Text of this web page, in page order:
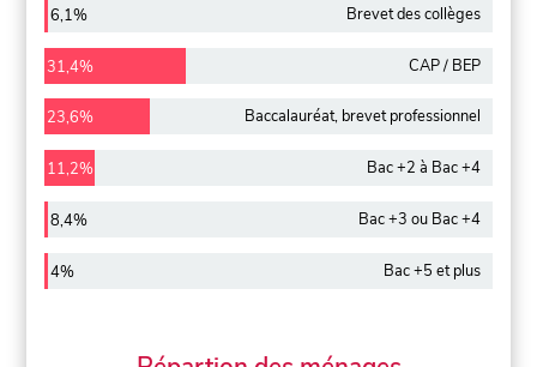
6,1% Brevet des collèges
31,4% CAP / BEP
23,6% Baccalauréat, brevet professionnel
11,2% Bac +2 à Bac +4
8,4% Bac +3 ou Bac +4
4% Bac +5 et plus